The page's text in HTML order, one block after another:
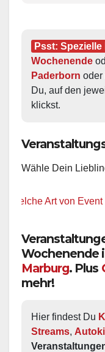
Psst:
Wochenende
Paderborn oder
Du, auf den
klickst.
Wähle Dein
von Event suchst Du
Wochenende
Marburg. Plus
mehr!
Hier findest Du
Streams,